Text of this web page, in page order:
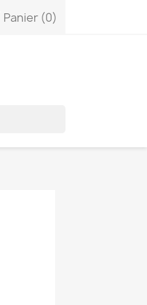
Panier (0)